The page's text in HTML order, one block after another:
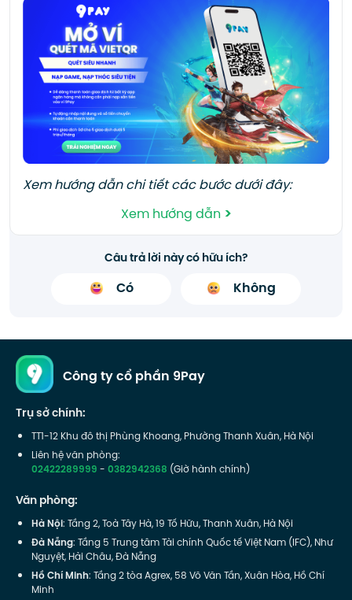
Xem hướng dẫn chi tiết các bước dưới đây:
Xem hướng dẫn >
Câu trả lời này có hữu ích?
Có Không
Công ty cổ phần 9Pay
Trụ sở chính:
TT1-12 Khu đô thị Phùng Khoang, Phường Thanh Xuân, Hà Nội
Liên hệ văn phòng:
02422289999-0382942368 (Giờ hành chính)
Văn phòng:
Hà Nội: Tầng 2, Toà Tây Hà, 19 Tố Hữu, Thanh Xuân, Hà Nội
Đà Nẵng: Tầng 5 Trung tâm Tài chính Quốc tế Việt Nam (IFC), Như
Nguyệt, Hải Châu, Đà Nẵng
Hồ Chí Minh: Tầng 2 tòa Agrex, 58 Võ Văn Tần, Xuân Hòa, Hồ Chí
Minh